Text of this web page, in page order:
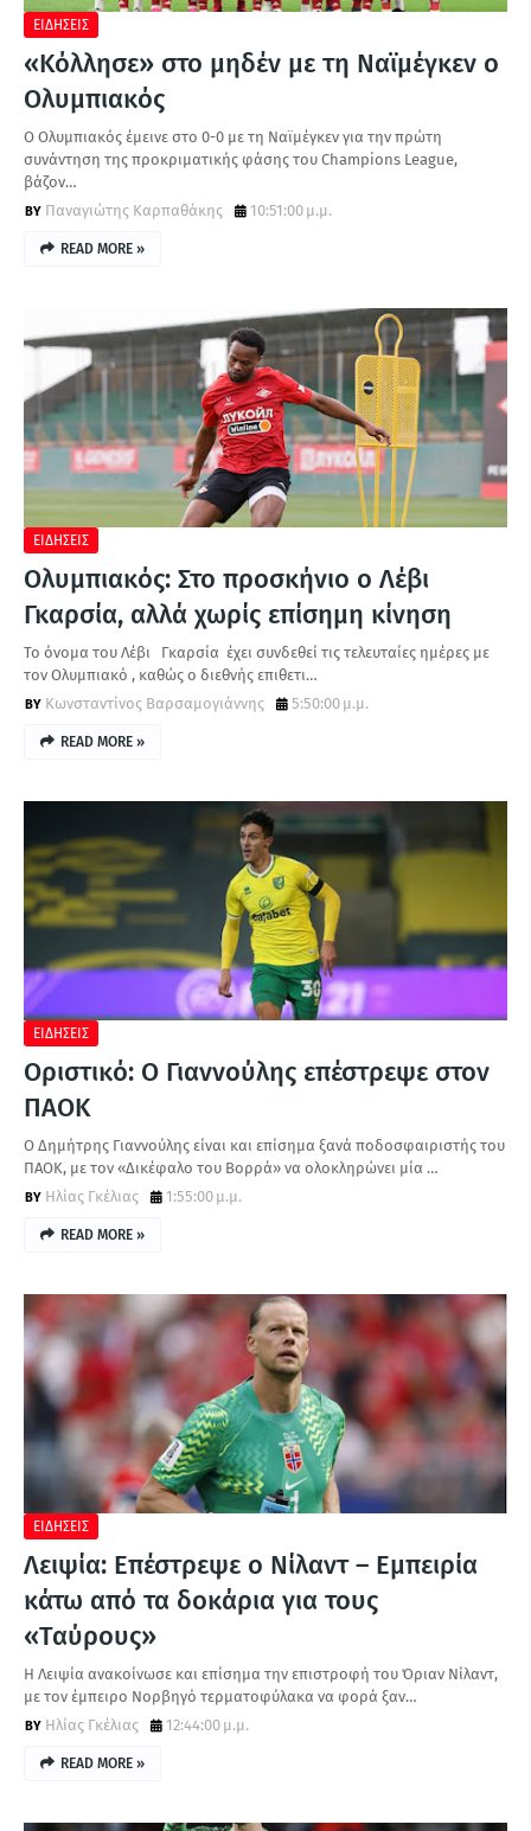
ΕΙΔΗΣΕΙΣ
«Κόλλησε» στο μηδέν με τη Ναϊμέγκεν ο
Ολυμπιακός
Ο Ολυμπιακός έμεινε στο 0-0 με τη Ναϊμέγκεν για την πρώτη
συνάντηση της προκριματικής φάσης του Champions League,
βάζον…
Παναγιώτης Καρπαθάκης
10:51:00 μ.μ.
READ MORE »
ΕΙΔΗΣΕΙΣ
Ολυμπιακός: Στο προσκήνιο ο Λέβι
Γκαρσία, αλλά χωρίς επίσημη κίνηση
Το όνομα του Λέβι Γκαρσία έχει συνδεθεί τις τελευταίες ημέρες με
τον Ολυμπιακό , καθώς ο διεθνής επιθετι…
Κωνσταντίνος Βαρσαμογιάννης
5:50:00 μ.μ.
READ MORE »
ΕΙΔΗΣΕΙΣ
Οριστικό: Ο Γιαννούλης επέστρεψε στον
ΠΑΟΚ
Ο Δημήτρης Γιαννούλης είναι και επίσημα ξανά ποδοσφαιριστής του
ΠΑΟΚ, με τον «Δικέφαλο του Βορρά» να ολοκληρώνει μία …
Ηλίας Γκέλιας
1:55:00 μ.μ.
READ MORE »
ΕΙΔΗΣΕΙΣ
Λειψία: Επέστρεψε ο Νίλαντ – Εμπειρία
κάτω από τα δοκάρια για τους
«Ταύρους»
Η Λειψία ανακοίνωσε και επίσημα την επιστροφή του Όριαν Νίλαντ,
με τον έμπειρο Νορβηγό τερματοφύλακα να φορά ξαν…
Ηλίας Γκέλιας
12:44:00 μ.μ.
READ MORE »